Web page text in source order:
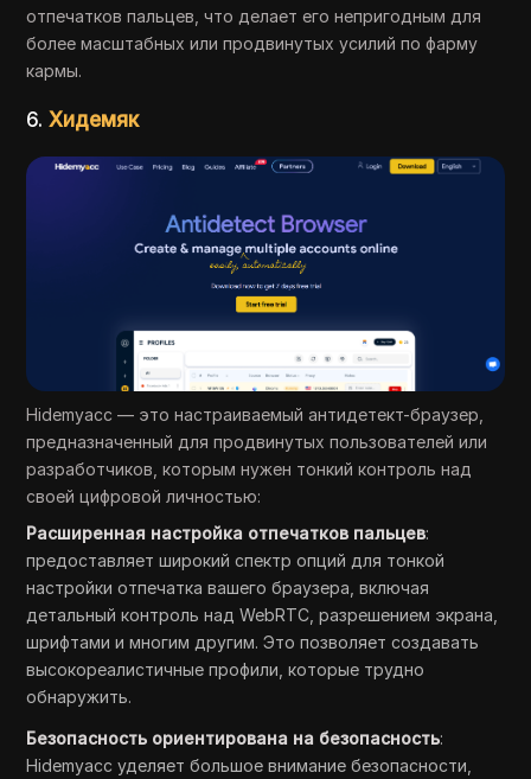
отпечатков пальцев, что делает его непригодным для
более масштабных или продвинутых усилий по фарму
кармы.
6.Хидемяк
Hidemyacc — это настраиваемый антидетект-браузер,
предназначенный для продвинутых пользователей или
разработчиков, которым нужен тонкий контроль над
своей цифровой личностью:
Расширенная настройка отпечатков пальцев:
предоставляет широкий спектр опций для тонкой
настройки отпечатка вашего браузера, включая
детальный контроль над WebRTC, разрешением экрана,
шрифтами и многим другим. Это позволяет создавать
высокореалистичные профили, которые трудно
обнаружить.
Безопасность ориентирована на безопасность:
Hidemyacc уделяет большое внимание безопасности,